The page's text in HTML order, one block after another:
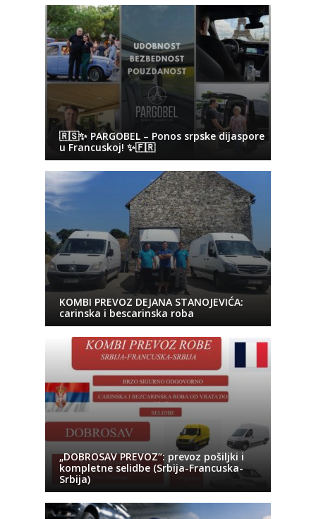
🇷🇸✨ PARGOBEL – Ponos srpske dijaspore
u Francuskoj! ✨🇫🇷
KOMBI PREVOZ DEJANA STANOJEVIĆA:
carinska i bescarinska roba
„DOBROSAV PREVOZ“: prevoz pošiljki i
kompletne selidbe (Srbija-Francuska-
Srbija)